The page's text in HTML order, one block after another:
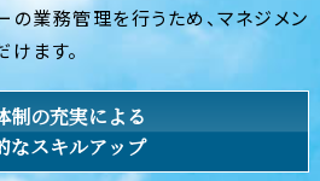
の業務管理を行うため、マネジメン
ます。
制の充実による
なスキルアップ